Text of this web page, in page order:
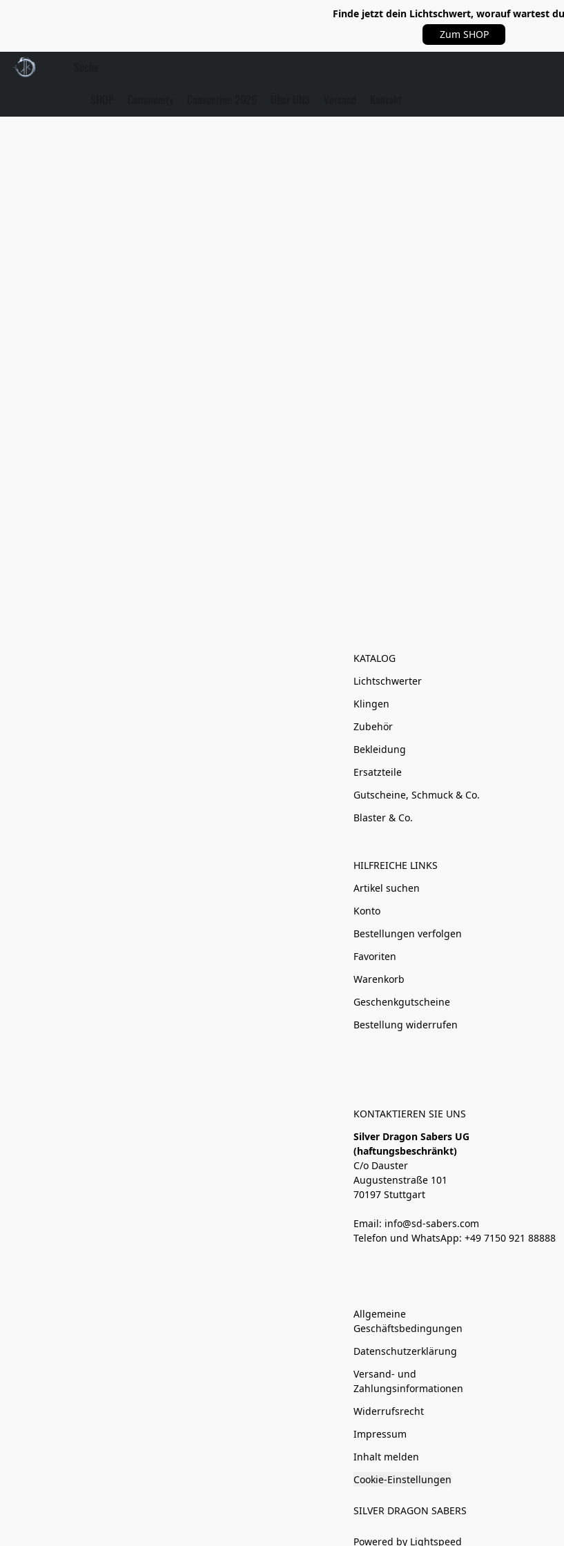
Finde jetzt dein Lichtschwert, worauf wartest
Zum SHOP
KATALOG
Lichtschwerter
Klingen
Zubehör
Bekleidung
Ersatzteile
Gutscheine, Schmuck & Co.
Blaster & Co.
HILFREICHE LINKS
Artikel suchen
Konto
Bestellungen verfolgen
Favoriten
Warenkorb
Geschenkgutscheine
Bestellung widerrufen
KONTAKTIEREN SIE UNS
Silver Dragon Sabers UG
(haftungsbeschränkt)
C/o Dauster
Augustenstraße 101
70197 Stuttgart
Email: info@sd-sabers.com
Telefon und WhatsApp: +49 7150 921 88888
Allgemeine
Geschäftsbedingungen
Datenschutzerklärung
Versand- und
Zahlungsinformationen
Widerrufsrecht
Impressum
Inhalt melden
Cookie-Einstellungen
SILVER DRAGON SABERS
Powered by Lightspeed